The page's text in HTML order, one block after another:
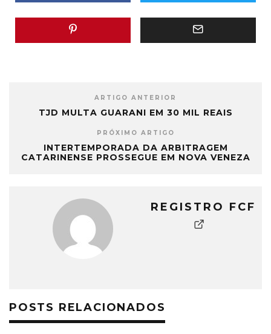
ARTIGO ANTERIOR
TJD MULTA GUARANI EM 30 MIL REAIS
PRÓXIMO ARTIGO
INTERTEMPORADA DA ARBITRAGEM
CATARINENSE PROSSEGUE EM NOVA VENEZA
REGISTRO FCF
POSTS RELACIONADOS